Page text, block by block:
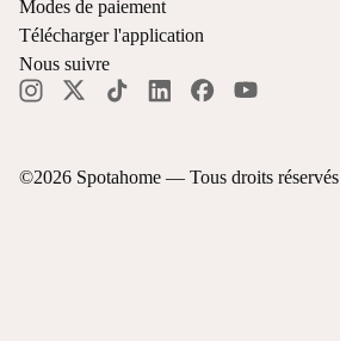
©2026 Spotahome — Tous droits réservés
Modes de paiement
Télécharger l'application
Nous suivre